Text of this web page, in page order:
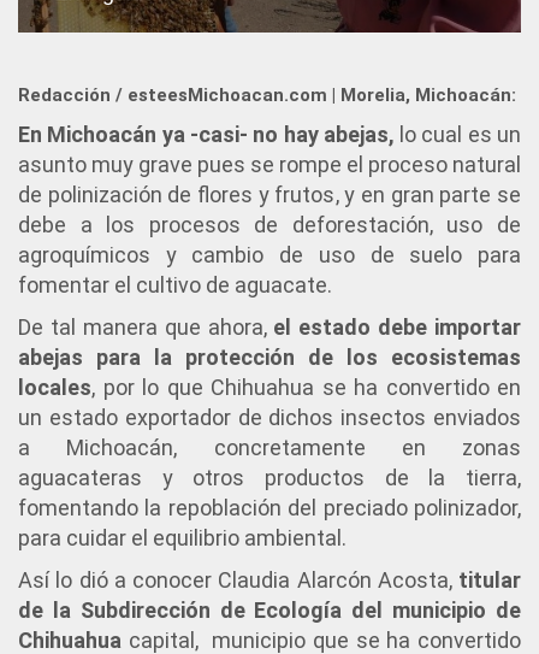
Redacción / esteesMichoacan.com | Morelia, Michoacán:
En Michoacán ya -casi- no hay abejas, lo cual es un
asunto muy grave pues se rompe el proceso natural
de polinización de flores y frutos, y en gran parte se
debe a los procesos de deforestación, uso de
agroquímicos y cambio de uso de suelo para
fomentar el cultivo de aguacate.
De tal manera que ahora,el estado debe importar
abejas para la protección de los ecosistemas
locales, por lo que Chihuahua se ha convertido en
un estado exportador de dichos insectos enviados
a Michoacán, concretamente en zonas
aguacateras y otros productos de la tierra,
fomentando la repoblación del preciado polinizador,
para cuidar el equilibrio ambiental.
Así lo dió a conocer Claudia Alarcón Acosta, titular
de la Subdirección de Ecología del municipio de
Chihuahua capital, municipio que se ha convertido